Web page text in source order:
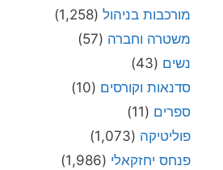
מורכבות בניהול (1,258)
משטרה וחברה (57)
נשים (43)
סדנאות וקורסים (10)
ספרים (11)
פוליטיקה (1,073)
פנחס יחזקאלי (1,986)